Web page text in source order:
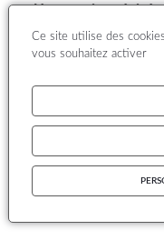
Une version
l’élaboration des
Ce site utilise des
vous souhaitez activer